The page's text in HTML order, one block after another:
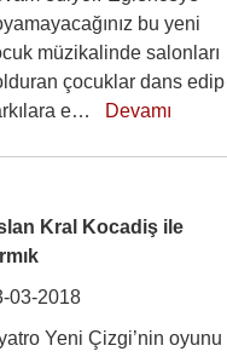
bu yeni
müzikalinde salonları
çocuklar dans edip
e… Devamı
Kral Kocadiş ile
03-2018
Yeni Çizgi’nin oyunu